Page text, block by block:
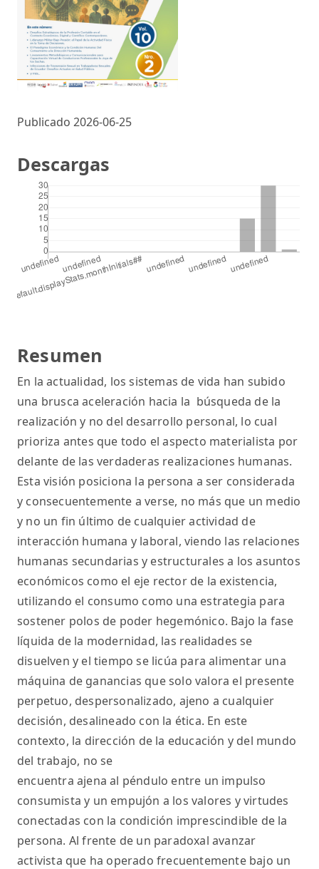
Publicado 2026-06-25
Resumen
En la actualidad, los sistemas de vida han subido
una brusca aceleración hacia la búsqueda de la
realización y no del desarrollo personal, lo cual
prioriza antes que todo el aspecto materialista por
delante de las verdaderas realizaciones humanas.
Esta visión posiciona la persona a ser considerada
y consecuentemente a verse, no más que un medio
y no un fin último de cualquier actividad de
interacción humana y laboral, viendo las relaciones
humanas secundarias y estructurales a los asuntos
económicos como el eje rector de la existencia,
utilizando el consumo como una estrategia para
sostener polos de poder hegemónico. Bajo la fase
líquida de la modernidad, las realidades se
disuelven y el tiempo se licúa para alimentar una
máquina de ganancias que solo valora el presente
perpetuo, despersonalizado, ajeno a cualquier
decisión, desalineado con la ética. En este
contexto, la dirección de la educación y del mundo
del trabajo, no se
encuentra ajena al péndulo entre un impulso
consumista y un empujón a los valores y virtudes
conectadas con la condición imprescindible de la
persona. Al frente de un paradoxal avanzar
activista que ha operado frecuentemente bajo un
Descargas